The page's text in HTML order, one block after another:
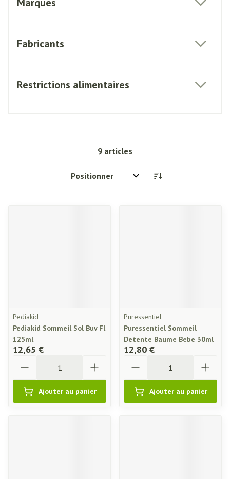
Fabricants
Restrictions alimentaires
9 articles
Trier par:
Pediakid
Pediakid Sommeil Sol Buv Fl
125ml
12,65 €
Ajouter au panier
Puressentiel
Puressentiel Sommeil
Detente Baume Bebe 30ml
12,80 €
Ajouter au panier